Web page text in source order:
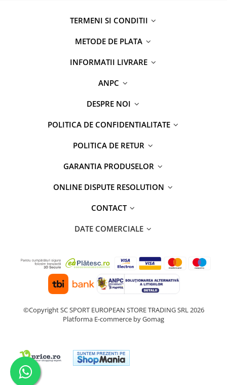
TERMENI SI CONDITII
METODE DE PLATA
INFORMATII LIVRARE
ANPC
DESPRE NOI
POLITICA DE CONFIDENTIALITATE
POLITICA DE RETUR
GARANTIA PRODUSELOR
ONLINE DISPUTE RESOLUTION
CONTACT
DATE COMERCIALE
©Copyright SC SPORT EUROPEAN STORE TRADING SRL 2026
Platforma E-commerce by Gomag